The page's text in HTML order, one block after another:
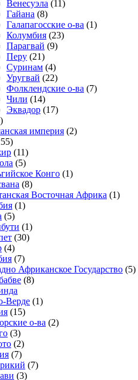
Венесуэла (11)
Гайана (8)
Галапагосские о-ва (1)
Колумбия (23)
Парагвай (9)
Перу (21)
Суринам (4)
Уругвай (22)
Фолклендские о-ва (7)
Чили (14)
Эквадор (17)
империя (2)
(11)
(5)
Конго (1)
(8)
Восточная Африка (1)
(1)
(5)
(1)
(30)
(4)
(7)
Африканское Государство (5)
(8)
Верде (1)
(15)
о-ва (2)
(3)
(2)
(7)
(7)
(3)